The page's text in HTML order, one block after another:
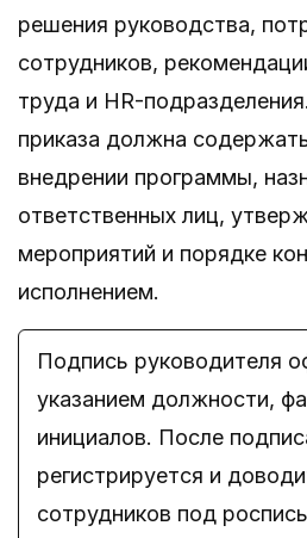
решения руководства,
сотрудников,
труда и HR-
приказа должна
внедрении программы,
ответственных лиц,
мероприятий и порядке
исполнением.
Подпись руководителя
указанием должности,
инициалов. После
регистрируется и
сотрудников под